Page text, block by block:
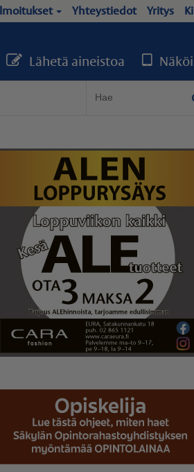
Ilmoitukset Yhteystiedot Yritys
Lähetä aineistoa